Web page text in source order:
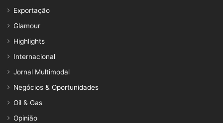
Exportação
Glamour
Highlights
Internacional
Jornal Multimodal
Negócios & Oportunidades
Oil & Gas
Opinião